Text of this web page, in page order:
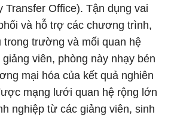
Transfer Office). Tận dụng vai
và hỗ trợ các chương trình,
trong trường và mối quan hệ
viên, phòng này nhạy bén
mại hóa của kết quả nghiên
mạng lưới quan hệ rộng lớn
nghiệp từ các giảng viên, sinh